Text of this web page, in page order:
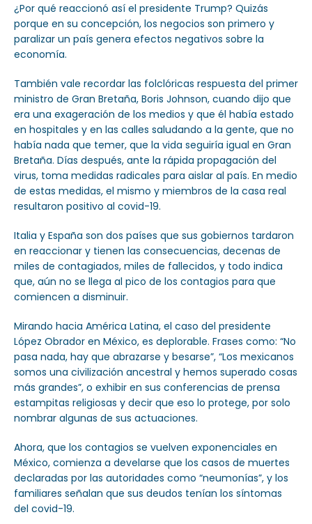
¿Por qué reaccionó así el presidente Trump? Quizás
porque en su concepción, los negocios son primero y
paralizar un país genera efectos negativos sobre la
economía.
También vale recordar las folclóricas respuesta del primer
ministro de Gran Bretaña, Boris Johnson, cuando dijo que
era una exageración de los medios y que él había estado
en hospitales y en las calles saludando a la gente, que no
había nada que temer, que la vida seguiría igual en Gran
Bretaña. Días después, ante la rápida propagación del
virus, toma medidas radicales para aislar al país. En medio
de estas medidas, el mismo y miembros de la casa real
resultaron positivo al covid-19.
Italia y España son dos países que sus gobiernos tardaron
en reaccionar y tienen las consecuencias, decenas de
miles de contagiados, miles de fallecidos, y todo indica
que, aún no se llega al pico de los contagios para que
comiencen a disminuir.
Mirando hacia América Latina, el caso del presidente
López Obrador en México, es deplorable. Frases como: “No
pasa nada, hay que abrazarse y besarse”, “Los mexicanos
somos una civilización ancestral y hemos superado cosas
más grandes”, o exhibir en sus conferencias de prensa
estampitas religiosas y decir que eso lo protege, por solo
nombrar algunas de sus actuaciones.
Ahora, que los contagios se vuelven exponenciales en
México, comienza a develarse que los casos de muertes
declaradas por las autoridades como “neumonías”, y los
familiares señalan que sus deudos tenían los síntomas
del covid-19.